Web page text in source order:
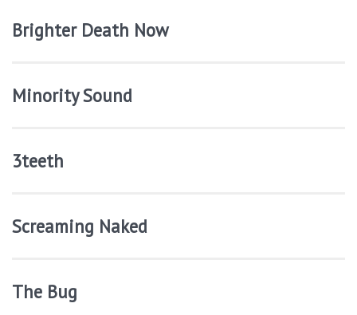
Brighter Death Now
Minority Sound
3teeth
Screaming Naked
The Bug